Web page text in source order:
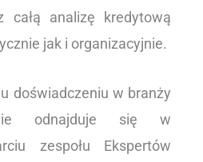
całą analizę kredytową
jak i organizacyjnie.
doświadczeniu w branży
odnajduje się w
zespołu Ekspertów